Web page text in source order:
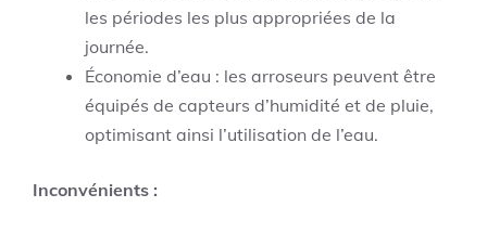
les périodes les plus appropriées de la
journée.
Économie d’eau : les arroseurs peuvent être
équipés de capteurs d’humidité et de pluie,
optimisant ainsi l’utilisation de l’eau.
Inconvénients :